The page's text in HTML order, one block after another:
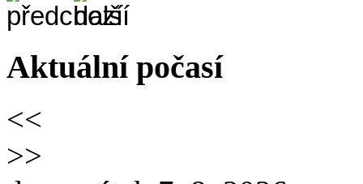
Aktuální počasí
<<
>>